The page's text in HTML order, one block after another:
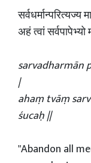
अहं त्वां सर्वपापेभ्यो
sarvadharmān
|
ahaṃ tvāṃ
śucaḥ ||
"Abandon all